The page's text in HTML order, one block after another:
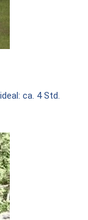
ca. 4 Std.